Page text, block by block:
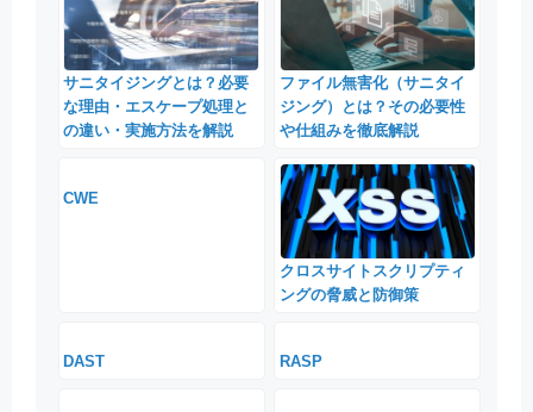
サニタイジングとは？必要
な理由・エスケープ処理と
の違い・実施方法を解説
ファイル無害化（サニタイ
ジング）とは？その必要性
や仕組みを徹底解説
CWE
クロスサイトスクリプティ
ングの脅威と防御策
DAST RASP